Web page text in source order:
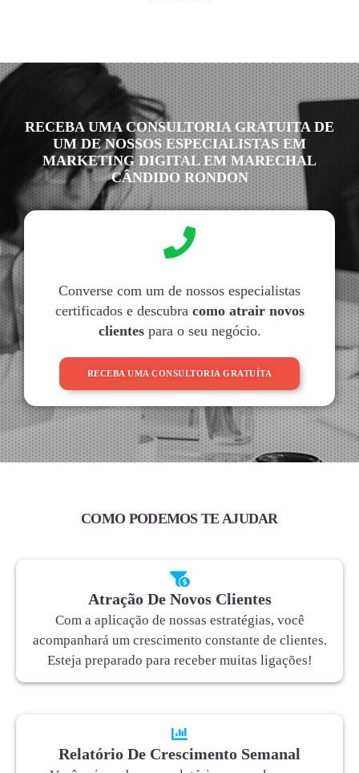
RECEBA UMA CONSULTORIA GRATUITA DE
UM DE NOSSOS ESPECIALISTAS EM
MARKETING DIGITAL EM MARECHAL
CÂNDIDO RONDON
Converse com um de nossos especialistas
certificados e descubra como atrair novos
clientespara o seu negócio.
RECEBA UMA CONSULTORIA GRATUÍTA
COMO PODEMOS TE AJUDAR
Atração De Novos Clientes
Com a aplicação de nossas estratégias, você
acompanhará um crescimento constante de clientes.
Esteja preparado para receber muitas ligações!
Relatório De Crescimento Semanal